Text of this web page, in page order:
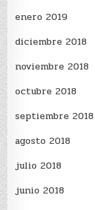
enero 2019
diciembre 2018
noviembre 2018
octubre 2018
septiembre 2018
agosto 2018
julio 2018
junio 2018